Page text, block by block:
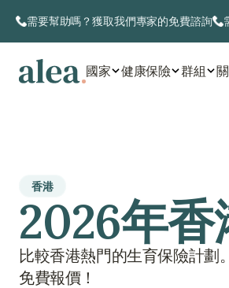
需要幫助嗎？獲取我們專家的免費諮詢
國家 健康保險 群組
香港
2026年
比較香港熱門的生育保險計劃
免費報價！